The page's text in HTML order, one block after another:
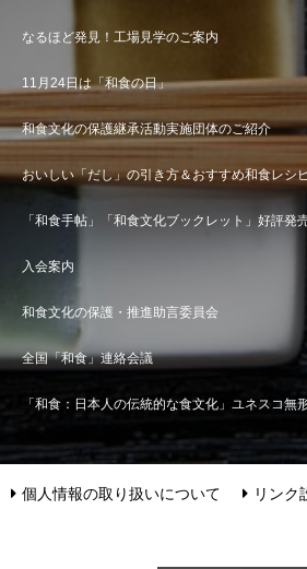
なるほど発見！工場見学のご案内
11月24日は「和食の日」
和食文化の保護継承活動実施団体のご紹介
おいしい「だし」の引き方＆おすすめ和食レシ
「和食手帖」「和食文化ブックレット」好評発
入会案内
和食文化の保護・推進助言委員会
全国「和食」連絡会議
「和食：日本人の伝統的な食文化」ユネスコ無
個人情報の取り扱いについて リンク